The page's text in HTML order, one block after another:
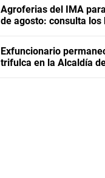
Agroferias del IMA
de agosto: consulta
Exfuncionario
trifulca en la Alcaldía